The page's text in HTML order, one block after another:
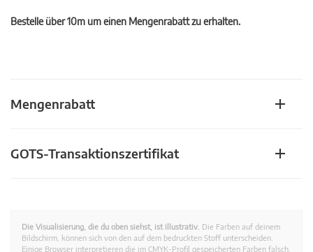
Bestelle über 10m um einen Mengenrabatt zu erhalten.
Mengenrabatt
GOTS-Transaktionszertifikat
Die Visualisierung, die du oben siehst, ist illustrativ. Die Farben auf deinem
Bildschirm, können sich von den auf dem bedruckten Stoff unterscheiden.
Einige Browser interpretieren die im CMYK-Profil gespeicherten Farben falsch.